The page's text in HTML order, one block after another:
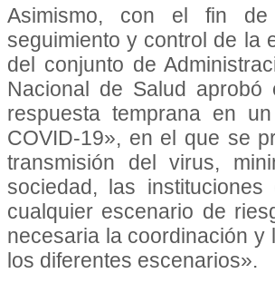
Asimismo, con el fin de
seguimiento y control de la
del conjunto de
Nacional de Salud
respuesta temprana en
COVID-19», en el que se
transmisión del virus,
sociedad, las
cualquier escenario de
necesaria la coordinación y
los diferentes escenarios».